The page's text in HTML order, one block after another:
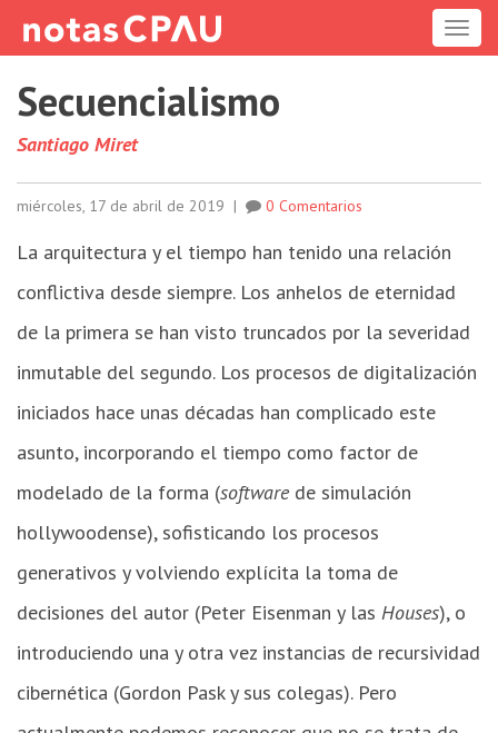
Secuencialismo
Santiago Miret
miércoles, 17 de abril de 2019 | 0 Comentarios
La arquitectura y el tiempo han tenido una relación
conflictiva desde siempre. Los anhelos de eternidad
de la primera se han visto truncados por la severidad
inmutable del segundo. Los procesos de digitalización
iniciados hace unas décadas han complicado este
asunto, incorporando el tiempo como factor de
modelado de la forma (software de simulación
hollywoodense), sofisticando los procesos
generativos y volviendo explícita la toma de
decisiones del autor (Peter Eisenman y las Houses), o
introduciendo una y otra vez instancias de recursividad
cibernética (Gordon Pask y sus colegas). Pero